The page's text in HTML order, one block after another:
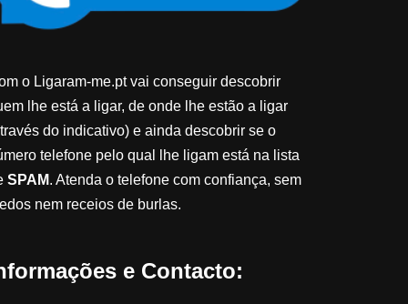
o Ligaram-me.pt vai conseguir descobrir
lhe está a ligar, de onde lhe estão a ligar
do indicativo) e ainda descobrir se o
telefone pelo qual lhe ligam está na lista
SPAM. Atenda o telefone com confiança, sem
nem receios de burlas.
e Contacto: